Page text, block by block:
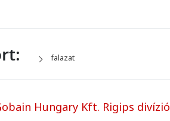
falazat
Hungary Kft. Rigips divízió